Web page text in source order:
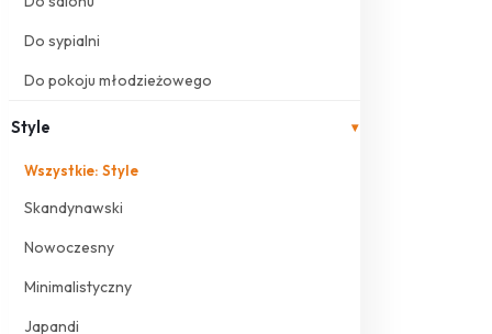
Do sypialni
Do pokoju młodzieżowego
Style ▾
Wszystkie: Style
Skandynawski
Nowoczesny
Minimalistyczny
Japandi